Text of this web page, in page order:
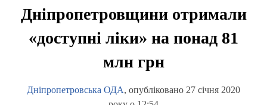
Дніпропетровщини отримали
«доступні ліки» на понад 81
млн грн
Дніпропетровська ОДА, опубліковано 27 січня 2020